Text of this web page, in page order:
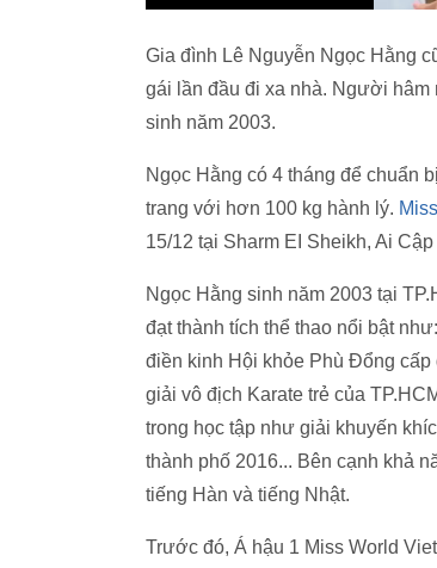
Gia đình Lê Nguyễn Ngọc Hằng
gái lần đầu đi xa nhà. Người hâm
sinh năm 2003.
Ngọc Hằng có 4 tháng để chuẩn
trang với hơn 100 kg hành lý.
15/12 tại Sharm EI Sheikh, Ai
Ngọc Hằng sinh năm 2003 tại
đạt thành tích thể thao nổi bật
điền kinh Hội khỏe Phù Đổng
giải vô địch Karate trẻ của
trong học tập như giải khuyến
thành phố 2016... Bên cạnh khả
tiếng Hàn và tiếng Nhật.
Trước đó, Á hậu 1 Miss World